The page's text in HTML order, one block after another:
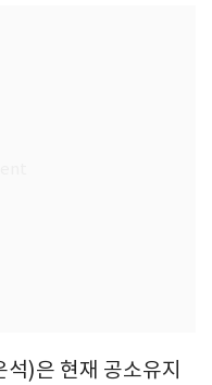
)은 현재 공소유지